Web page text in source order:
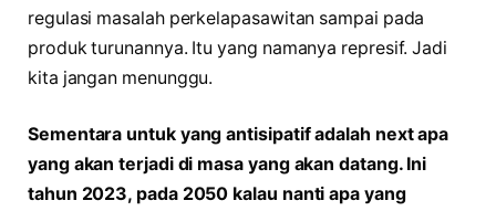
regulasi masalah perkelapasawitan sampai pada
produk turunannya. Itu yang namanya represif. Jadi
kita jangan menunggu.
Sementara untuk yang antisipatif adalah next apa
yang akan terjadi di masa yang akan datang. Ini
tahun 2023, pada 2050 kalau nanti apa yang